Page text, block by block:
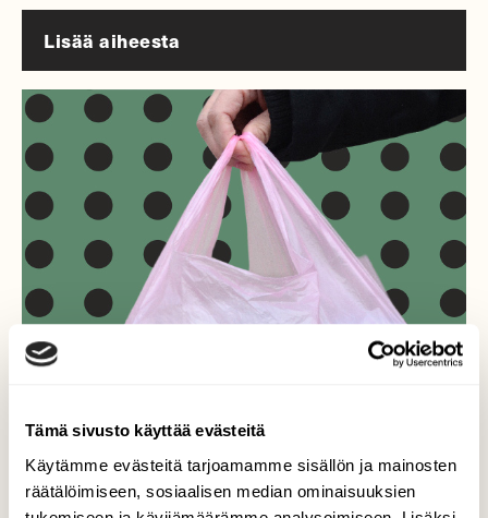
Tämä sivusto käyttää evästeitä
Käytämme evästeitä tarjoamamme sisällön ja mainosten
räätälöimiseen, sosiaalisen median ominaisuuksien
Lisää aiheesta
Vuoden turhake on hajustettu roskapussi